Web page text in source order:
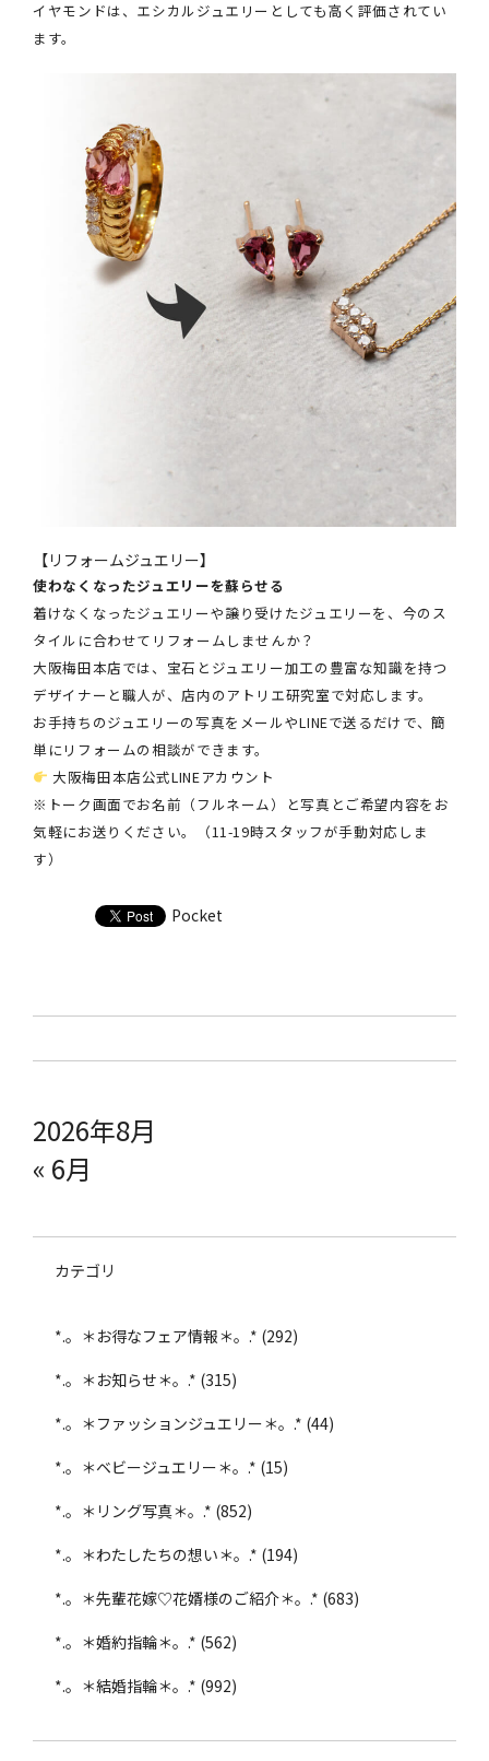
イヤモンドは、エシカルジュエリーとしても高く評価されてい
ます。
【リフォームジュエリー】
使わなくなったジュエリーを蘇らせる
着けなくなったジュエリーや譲り受けたジュエリーを、今のス
タイルに合わせてリフォームしませんか？
大阪梅田本店では、宝石とジュエリー加工の豊富な知識を持つ
デザイナーと職人が、店内のアトリエ研究室で対応します。
お手持ちのジュエリーの写真をメールやLINEで送るだけで、簡
単にリフォームの相談ができます。
大阪梅田本店公式LINEアカウント
※トーク画面でお名前（フルネーム）と写真とご希望内容をお
気軽にお送りください。（11-19時スタッフが手動対応しま
す）
Pocket
2026年8月
« 6月
カテゴリ
*.。＊お得なフェア情報＊。.* (292)
*.。＊お知らせ＊。.* (315)
*.。＊ファッションジュエリー＊。.* (44)
*.。＊ベビージュエリー＊。.* (15)
*.。＊リング写真＊。.* (852)
*.。＊わたしたちの想い＊。.* (194)
*.。＊先輩花嫁♡花婿様のご紹介＊。.* (683)
*.。＊婚約指輪＊。.* (562)
*.。＊結婚指輪＊。.* (992)